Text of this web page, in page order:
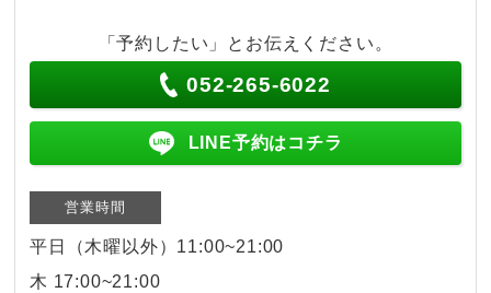
「予約したい」とお伝えください。
052-265-6022
LINE予約はコチラ
営業時間
平日（木曜以外）11:00~21:00
木 17:00~21:00